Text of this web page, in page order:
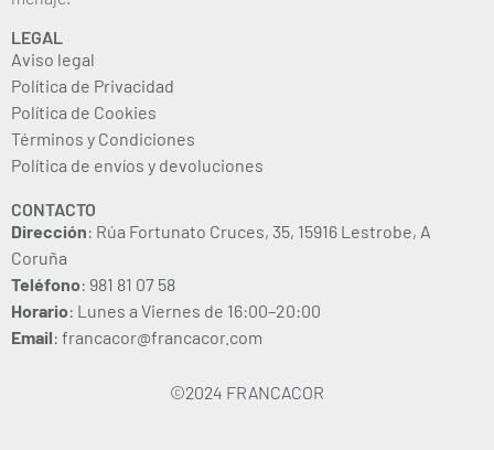
LEGAL
Aviso legal
Política de Privacidad
Política de Cookies
Términos y Condiciones
Política de envíos y devoluciones
CONTACTO
Dirección: Rúa Fortunato Cruces, 35, 15916 Lestrobe, A
Coruña
Teléfono: 981 81 07 58
Horario: Lunes a Viernes de 16:00–20:00
Email: francacor@francacor.com
©2024 FRANCACOR